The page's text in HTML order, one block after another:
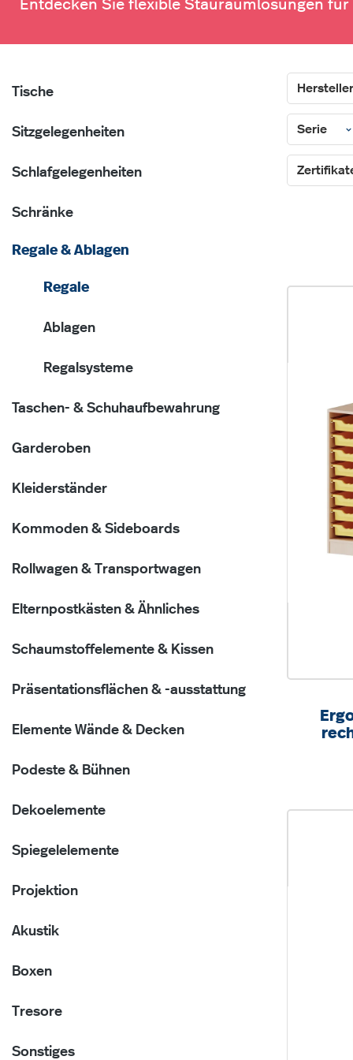
Entdecken Sie flexible Stauraumlösungen
Tische
Sitzgelegenheiten
Schlafgelegenheiten
Schränke
Regale & Ablagen
Regale
Ablagen
Regalsysteme
Taschen- & Schuhaufbewahrung
Garderoben
Kleiderständer
Kommoden & Sideboards
Rollwagen & Transportwagen
Elternpostkästen & Ähnliches
Schaumstoffelemente & Kissen
Präsentationsflächen & -ausstattung
Elemente Wände & Decken
Podeste & Bühnen
Dekoelemente
Spiegelelemente
Projektion
Akustik
Boxen
Tresore
Sonstiges
Serie